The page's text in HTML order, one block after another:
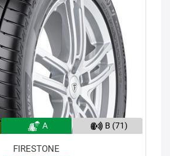
A B (71)
FIRESTONE